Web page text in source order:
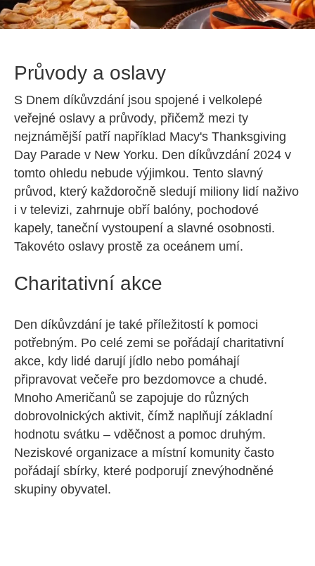
Průvody a oslavy
S Dnem díkůvzdání jsou spojené i velkolepé
veřejné oslavy a průvody, přičemž mezi ty
nejznámější patří například Macy's Thanksgiving
Day Parade v New Yorku. Den díkůvzdání 2024 v
tomto ohledu nebude výjimkou. Tento slavný
průvod, který každoročně sledují miliony lidí naživo
i v televizi, zahrnuje obří balóny, pochodové
kapely, taneční vystoupení a slavné osobnosti.
Takovéto oslavy prostě za oceánem umí.
Charitativní akce
Den díkůvzdání je také příležitostí k pomoci
potřebným. Po celé zemi se pořádají charitativní
akce, kdy lidé darují jídlo nebo pomáhají
připravovat večeře pro bezdomovce a chudé.
Mnoho Američanů se zapojuje do různých
dobrovolnických aktivit, čímž naplňují základní
hodnotu svátku – vděčnost a pomoc druhým.
Neziskové organizace a místní komunity často
pořádají sbírky, které podporují znevýhodněné
skupiny obyvatel.